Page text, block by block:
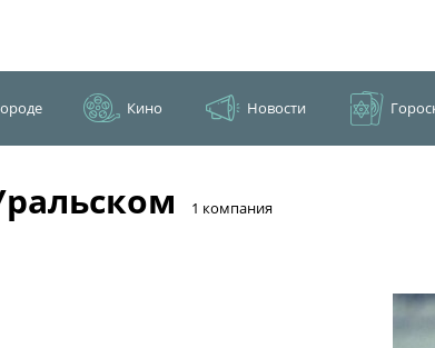
Кино Новости
​1 компания